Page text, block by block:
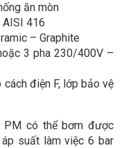
ăn mòn
416
– Graphite
3 pha 230/400V –
điện F, lớp bảo vệ
PM có thể bơm được
suất làm việc 6 bar